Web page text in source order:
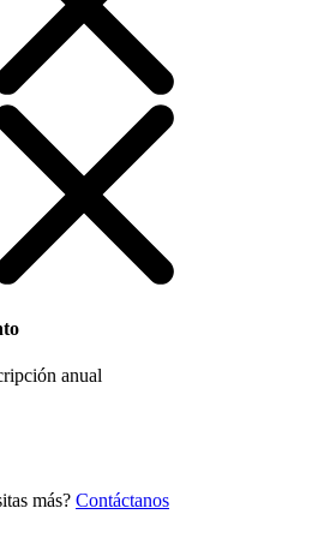
anual
más? Contáctanos